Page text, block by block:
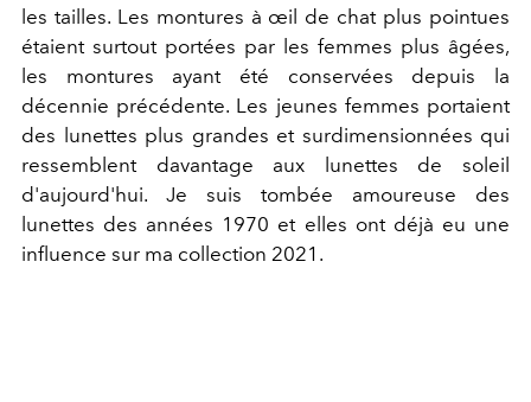
les tailles. Les montures à œil de chat plus pointues
étaient surtout portées par les femmes plus âgées,
les montures ayant été conservées depuis la
décennie précédente. Les jeunes femmes portaient
des lunettes plus grandes et surdimensionnées qui
ressemblent davantage aux lunettes de soleil
d'aujourd'hui. Je suis tombée amoureuse des
lunettes des années 1970 et elles ont déjà eu une
influence sur ma collection 2021.